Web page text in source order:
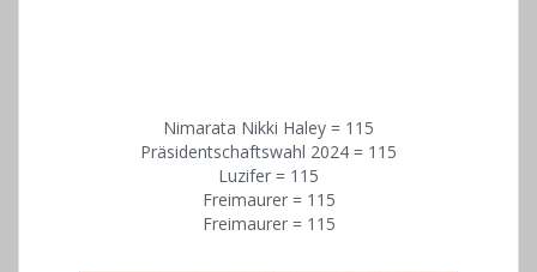
Nimarata Nikki Haley = 115
Präsidentschaftswahl 2024 = 115
Luzifer = 115
Freimaurer = 115
Freimaurer = 115